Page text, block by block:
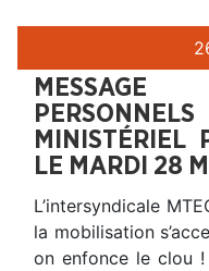
MINISTÉRIEL
LE MARDI 28
L’intersyndicale
la mobilisation
on enfonce le clou